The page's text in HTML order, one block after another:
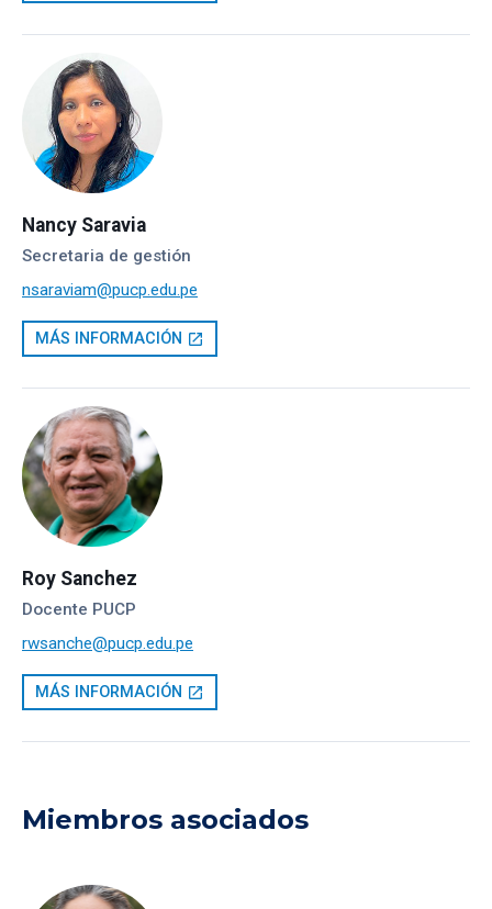
Nancy Saravia
Secretaria de gestión
nsaraviam@pucp.edu.pe
MÁS INFORMACIÓN open_in_new
Roy Sanchez
Docente PUCP
rwsanche@pucp.edu.pe
MÁS INFORMACIÓN open_in_new
Miembros asociados